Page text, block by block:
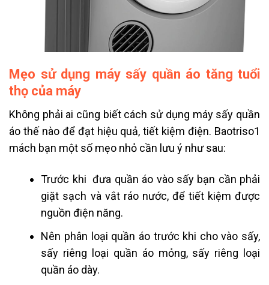
Mẹo sử dụng máy sấy quần áo tăng tuổi
thọ của máy
Không phải ai cũng biết cách sử dụng máy sấy quần
áo thế nào để đạt hiệu quả, tiết kiệm điện. Baotriso1
mách bạn một số mẹo nhỏ cần lưu ý như sau:
Trước khi đưa quần áo vào sấy bạn cần phải
giặt sạch và vắt ráo nước, để tiết kiệm được
nguồn điện năng.
Nên phân loại quần áo trước khi cho vào sấy,
sấy riêng loại quần áo mỏng, sấy riêng loại
quần áo dày.